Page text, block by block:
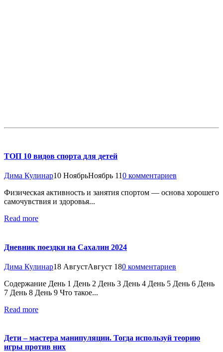
ТОП 10 видов спорта для детей
Дима Кулинар10 НоябрьНоябрь 110 комментариев
Физическая активность и занятия спортом — основа хорошего
самочувствия и здоровья...
Read more
Дневник поездки на Сахалин 2024
Дима Кулинар18 АвгустАвгуст 180 комментариев
Содержание День 1 День 2 День 3 День 4 День 5 День 6 День
7 День 8 День 9 Что такое...
Read more
Дети – мастера манипуляции. Тогда используй теорию
игры против них